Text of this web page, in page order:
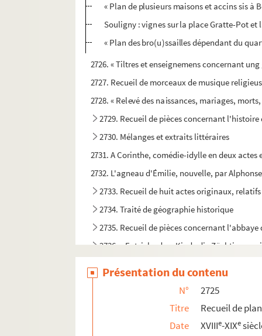
« Plan de plusieurs maisons et accins sis à
Souligny : vignes sur la place Gratte-Pot et
« Plan des bro(u)ssailles dépendant du
2726. « Tiltres et enseignemens concernant
2727. Recueil de morceaux de musique
2728. « Relevé des naissances, mariages,
2729. Recueil de pièces concernant
2730. Mélanges et extraits littéraires
2731. A Corinthe, comédie-idylle en deux
2732. L'agneau d'Émilie, nouvelle, par
2733. Recueil de huit actes originaux,
2734. Traité de géographie historique
2735. Recueil de pièces concernant
2736. « Entziehe dem Kinde die Züchtigung
2738. Proposition de faire du Musée de
Présentation du contenu
N°
2725
Titre
Recueil de
Date
XVIIIe-XIXe